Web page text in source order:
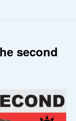
second